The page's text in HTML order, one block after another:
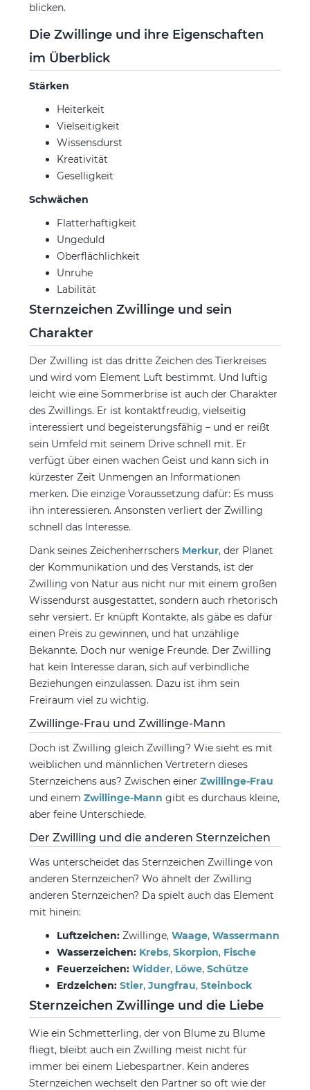
blicken.
Die Zwillinge und ihre Eigenschaften
im Überblick
Stärken
Heiterkeit
Vielseitigkeit
Wissensdurst
Kreativität
Geselligkeit
Schwächen
Flatterhaftigkeit
Ungeduld
Oberflächlichkeit
Unruhe
Labilität
Sternzeichen Zwillinge und sein
Charakter
Der Zwilling ist das dritte Zeichen des Tierkreises
und wird vom Element Luft bestimmt. Und luftig
leicht wie eine Sommerbrise ist auch der Charakter
des Zwillings. Er ist kontaktfreudig, vielseitig
interessiert und begeisterungsfähig – und er reißt
sein Umfeld mit seinem Drive schnell mit. Er
verfügt über einen wachen Geist und kann sich in
kürzester Zeit Unmengen an Informationen
merken. Die einzige Voraussetzung dafür: Es muss
ihn interessieren. Ansonsten verliert der Zwilling
schnell das Interesse.
Dank seines Zeichenherrschers Merkur, der Planet
der Kommunikation und des Verstands, ist der
Zwilling von Natur aus nicht nur mit einem großen
Wissendurst ausgestattet, sondern auch rhetorisch
sehr versiert. Er knüpft Kontakte, als gäbe es dafür
einen Preis zu gewinnen, und hat unzählige
Bekannte. Doch nur wenige Freunde. Der Zwilling
hat kein Interesse daran, sich auf verbindliche
Beziehungen einzulassen. Dazu ist ihm sein
Freiraum viel zu wichtig.
Zwillinge-Frau und Zwillinge-Mann
Doch ist Zwilling gleich Zwilling? Wie sieht es mit
weiblichen und männlichen Vertretern dieses
Sternzeichens aus? Zwischen einer Zwillinge-Frau
und einem Zwillinge-Mann gibt es durchaus kleine,
aber feine Unterschiede.
Der Zwilling und die anderen Sternzeichen
Was unterscheidet das Sternzeichen Zwillinge von
anderen Sternzeichen? Wo ähnelt der Zwilling
anderen Sternzeichen? Da spielt auch das Element
mit hinein:
Luftzeichen:Zwillinge, Waage, Wassermann
Wasserzeichen: Krebs, Skorpion, Fische
Feuerzeichen: Widder, Löwe, Schütze
Erdzeichen: Stier, Jungfrau, Steinbock
Sternzeichen Zwillinge und die Liebe
Wie ein Schmetterling, der von Blume zu Blume
fliegt, bleibt auch ein Zwilling meist nicht für
immer bei einem Liebespartner. Kein anderes
Sternzeichen wechselt den Partner so oft wie der